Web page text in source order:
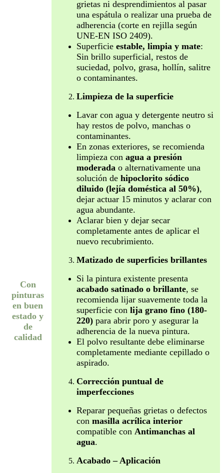
Con
pinturas
en buen
estado y
de
calidad
grietas ni desprendimientos al pasar
una espátula o realizar una prueba de
adherencia (corte en rejilla según
UNE-EN ISO 2409).
Superficie estable, limpia y mate:
Sin brillo superficial, restos de
suciedad, polvo, grasa, hollín, salitre
o contaminantes.
Limpieza de la superficie
Lavar con agua y detergente neutro si
hay restos de polvo, manchas o
contaminantes.
En zonas exteriores, se recomienda
limpieza con agua a presión
moderada o alternativamente una
solución de hipoclorito sódico
diluido (lejía doméstica al 50%),
dejar actuar 15 minutos y aclarar con
agua abundante.
Aclarar bien y dejar secar
completamente antes de aplicar el
nuevo recubrimiento.
Matizado de superficies brillantes
Si la pintura existente presenta
acabado satinado o brillante, se
recomienda lijar suavemente toda la
superficie con lija grano fino (180-
220) para abrir poro y asegurar la
adherencia de la nueva pintura.
El polvo resultante debe eliminarse
completamente mediante cepillado o
aspirado.
Corrección puntual de
imperfecciones
Reparar pequeñas grietas o defectos
con masilla acrílica interior
compatible con Antimanchas al
agua.
Acabado – Aplicación